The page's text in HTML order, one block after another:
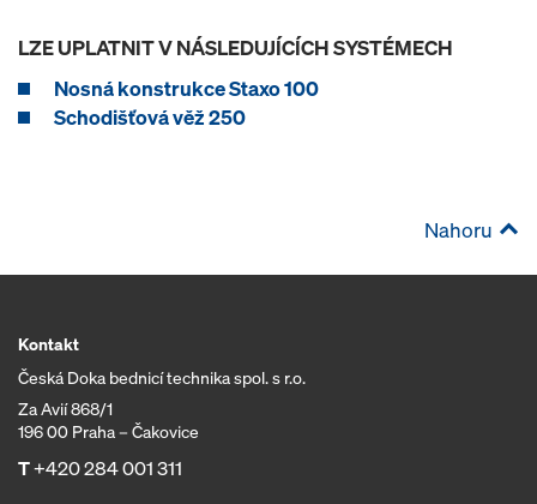
LZE UPLATNIT V NÁSLEDUJÍCÍCH SYSTÉMECH
Nosná konstrukce Staxo 100
Schodišťová věž 250
Nahoru
Kontakt
Česká Doka bednicí technika spol. s r.o.
Za Avií 868/1
196 00 Praha – Čakovice
T+420 284 001 311